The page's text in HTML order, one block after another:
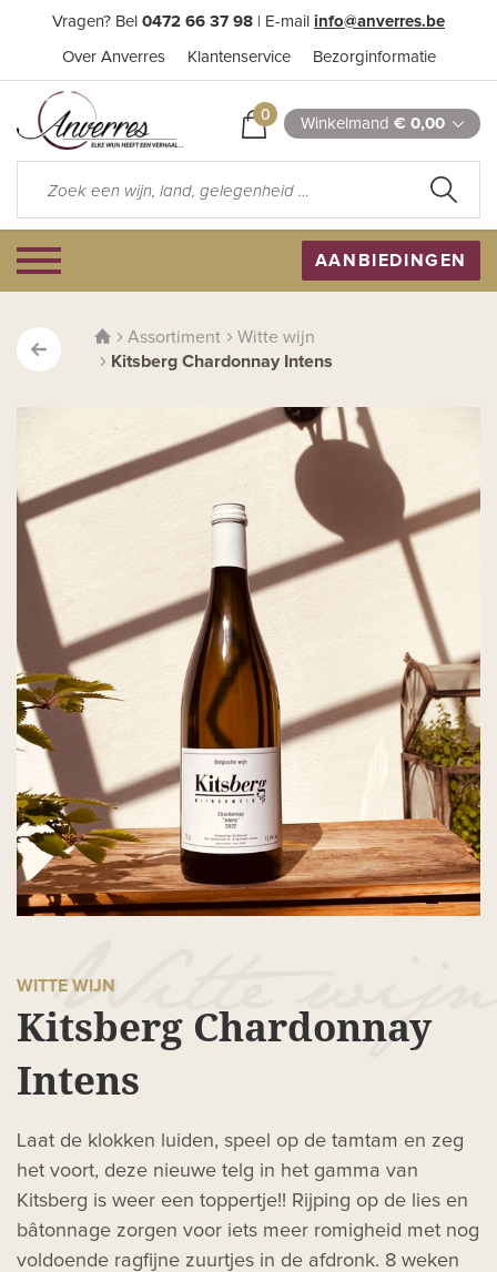
Vragen? Bel 0472 66 37 98 | E-mail info@anverres.be
Over Anverres Klantenservice Bezorginformatie
0 Winkelmand € 0,00
AANBIEDINGEN
Assortiment
Witte wijn
Kitsberg Chardonnay Intens
WITTE WIJN
Kitsberg Chardonnay
Intens
Laat de klokken luiden, speel op de tamtam en zeg
het voort, deze nieuwe telg in het gamma van
Kitsberg is weer een toppertje!! Rijping op de lies en
bâtonnage zorgen voor iets meer romigheid met nog
voldoende ragfijne zuurtjes in de afdronk. 8 weken